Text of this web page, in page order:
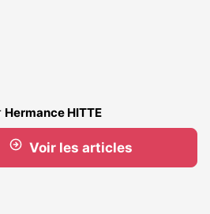
Hermance HITTE
Voir les articles